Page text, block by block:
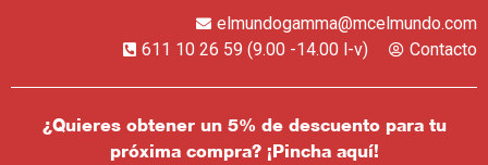
elmundogamma@mcelmundo.com
611 10 26 59 (9.00 -14.00 l-v)
Contacto
¿Quieres obtener un 5% de descuento para tu
próxima compra? ¡Pincha aquí!